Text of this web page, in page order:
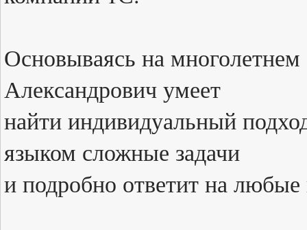
Основываясь на
Александрович умеет
найти индивидуальный
языком сложные задачи
и подробно ответит на